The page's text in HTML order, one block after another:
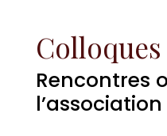
Colloques
Rencontres
l’association